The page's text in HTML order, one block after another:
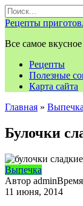
Перейти
к
контенту
Search
for:
Рецепты
Все самое
Рецепты
Полезные
Карта сайта
Главная » Выпечка
Булочки
Выпечка
Автор admin
11 июня, 2014